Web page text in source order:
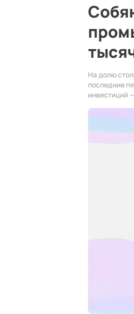
На долю
последние
инвестиций